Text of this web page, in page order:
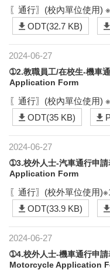
〖通行〗(校內單位使用)
ODT(32.7 KB)
2024-06-27
➀2.教職員工/在校生-機車
Application Form
〖通行〗(校內單位使用)
ODT(35 KB)
2024-06-27
➀3.校外人士-汽車通行申
Application Form
〖通行〗(校外單位使用
ODT(33.9 KB)
2024-06-27
➀4.校外人士-機車通行申
Motorcycle Application